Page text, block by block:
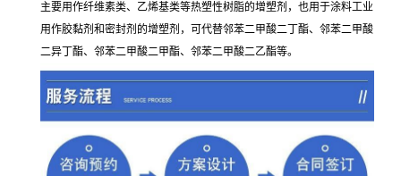
主要用作纤维素类、乙烯基类等热塑性树脂的增塑剂，也用于涂料工业
用作胶黏剂和密封剂的增塑剂，可代替邻苯二甲酸二丁酯、邻苯二甲酸
二异丁酯、邻苯二甲酸二甲酯、邻苯二甲酸二乙酯等。